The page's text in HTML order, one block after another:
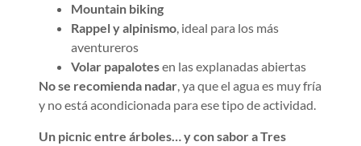
Mountain biking
Rappel y alpinismo, ideal para los más
aventureros
Volar papalotesen las explanadas abiertas
No se recomienda nadar, ya que el agua es muy fría
y no está acondicionada para ese tipo de actividad.
Un picnic entre árboles… y con sabor a Tres